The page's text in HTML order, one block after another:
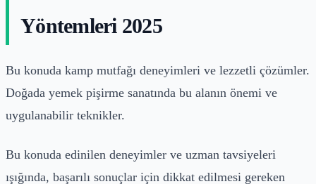
Yöntemleri 2025
Bu konuda kamp mutfağı deneyimleri ve lezzetli çözümler.
Doğada yemek pişirme sanatında bu alanın önemi ve
uygulanabilir teknikler.
Bu konuda edinilen deneyimler ve uzman tavsiyeleri
ışığında, başarılı sonuçlar için dikkat edilmesi gereken